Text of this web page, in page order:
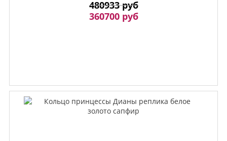
480933 руб
360700 руб